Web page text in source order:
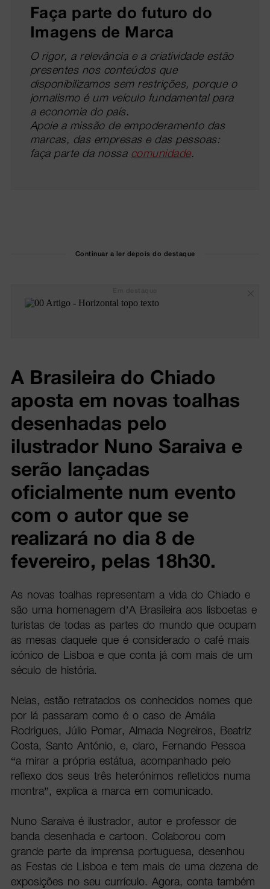
Faça parte do futuro do
Imagens de Marca
O rigor, a relevância e a criatividade estão
presentes nos conteúdos que
disponibilizamos sem restrições, porque o
jornalismo é um veículo fundamental para
a economia do país.
Apoie a missão de empoderamento das
marcas, das empresas e das pessoas:
faça parte da nossa comunidade.
Continuar a ler depois do destaque
A Brasileira do Chiado
aposta em novas toalhas
desenhadas pelo
ilustrador Nuno Saraiva e
serão lançadas
oficialmente num evento
com o autor que se
realizará no dia 8 de
fevereiro, pelas 18h30.
As novas toalhas representam a vida do Chiado e
são uma homenagem d’A Brasileira aos lisboetas e
turistas de todas as partes do mundo que ocupam
as mesas daquele que é considerado o café mais
icónico de Lisboa e que conta já com mais de um
século de história.
Nelas, estão retratados os conhecidos nomes que
por lá passaram como é o caso de Amália
Rodrigues, Júlio Pomar, Almada Negreiros, Beatriz
Costa, Santo António, e, claro, Fernando Pessoa
“a mirar a própria estátua, acompanhado pelo
reflexo dos seus três heterónimos refletidos numa
montra”, explica a marca em comunicado.
Nuno Saraiva é ilustrador, autor e professor de
banda desenhada e cartoon. Colaborou com
grande parte da imprensa portuguesa, desenhou
as Festas de Lisboa e tem mais de uma dezena de
exposições no seu currículo. Agora, conta também